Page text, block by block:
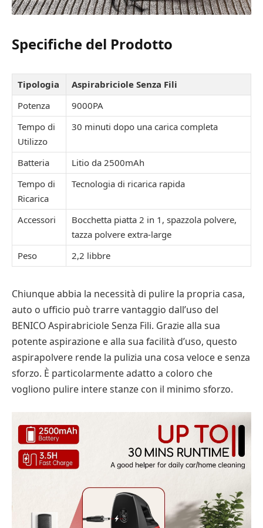
Specifiche del Prodotto
Tipologia
Aspirabriciole Senza Fili
Potenza
9000PA
Tempo di
Utilizzo
30 minuti dopo una carica completa
Batteria
Litio da 2500mAh
Tempo di
Ricarica
Tecnologia di ricarica rapida
Accessori
Bocchetta piatta 2 in 1, spazzola polvere,
tazza polvere extra-large
Peso
2,2 libbre
Chiunque abbia la necessità di pulire la propria casa,
auto o ufficio può trarre vantaggio dall’uso del
BENICO Aspirabriciole Senza Fili. Grazie alla sua
potente aspirazione e alla sua facilità d’uso, questo
aspirapolvere rende la pulizia una cosa veloce e senza
sforzo. È particolarmente adatto a coloro che
vogliono pulire intere stanze con il minimo sforzo.